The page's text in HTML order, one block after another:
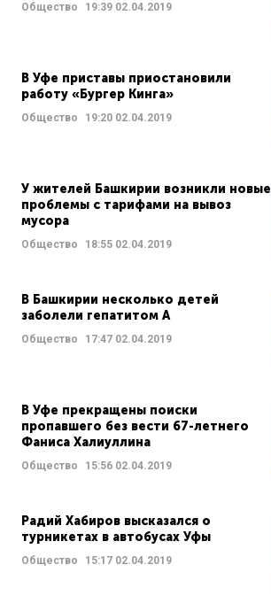
Общество 19:39 02.04.2019
В Уфе приставы приостановили
работу «Бургер Кинга»
Общество 19:20 02.04.2019
У жителей Башкирии возникли новые
проблемы с тарифами на вывоз
мусора
Общество 18:55 02.04.2019
В Башкирии несколько детей
заболели гепатитом А
Общество 17:47 02.04.2019
В Уфе прекращены поиски
пропавшего без вести 67-летнего
Фаниса Халиуллина
Общество 15:56 02.04.2019
Радий Хабиров высказался о
турникетах в автобусах Уфы
Общество 15:17 02.04.2019